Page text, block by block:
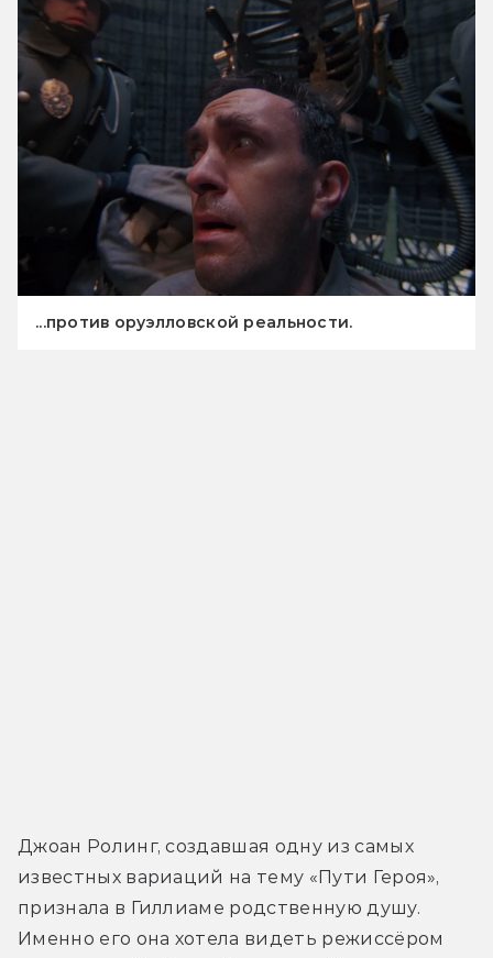
...против оруэлловской реальности.
Джоан Ролинг, создавшая одну из самых
известных вариаций на тему «Пути Героя»,
признала в Гиллиаме родственную душу.
Именно его она хотела видеть режиссёром